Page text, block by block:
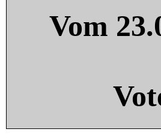
Vom